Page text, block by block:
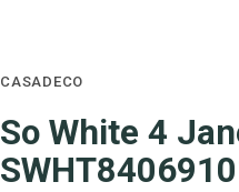
CASADECO
So White 4